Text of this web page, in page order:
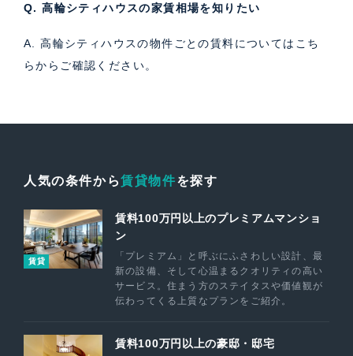
Q. 高輪シティハウスの家賃相場を知りたい
A. 高輪シティハウスの物件ごとの賃料については こち
らからご確認ください。
人気の条件から賃貸物件を探す
賃貸
賃料100万円以上のプレミアムマンショ
ン
「プレミアム」と呼ぶにふさわしい設計、最
新の設備、そして心温まるクオリティの高い
サービス。住まう方のステイタスや価値観が
伝わってくる上質なプランをご紹介。
賃料100万円以上の豪邸・邸宅